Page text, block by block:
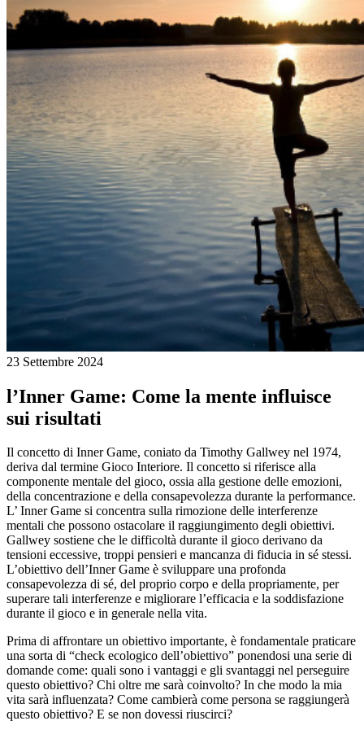
23 Settembre 2024
l’Inner Game: Come la mente influisce
sui risultati
Il concetto di Inner Game, coniato da Timothy Gallwey nel 1974,
deriva dal termine Gioco Interiore. Il concetto si riferisce alla
componente mentale del gioco, ossia alla gestione delle emozioni,
della concentrazione e della consapevolezza durante la performance.
L’ Inner Game si concentra sulla rimozione delle interferenze
mentali che possono ostacolare il raggiungimento degli obiettivi.
Gallwey sostiene che le difficoltà durante il gioco derivano da
tensioni eccessive, troppi pensieri e mancanza di fiducia in sé stessi.
L’obiettivo dell’Inner Game è sviluppare una profonda
consapevolezza di sé, del proprio corpo e della propriamente, per
superare tali interferenze e migliorare l’efficacia e la soddisfazione
durante il gioco e in generale nella vita.
Prima di affrontare un obiettivo importante, è fondamentale praticare
una sorta di “check ecologico dell’obiettivo” ponendosi una serie di
domande come: quali sono i vantaggi e gli svantaggi nel perseguire
questo obiettivo? Chi oltre me sarà coinvolto? In che modo la mia
vita sarà influenzata? Come cambierà come persona se raggiungerà
questo obiettivo? E se non dovessi riuscirci?